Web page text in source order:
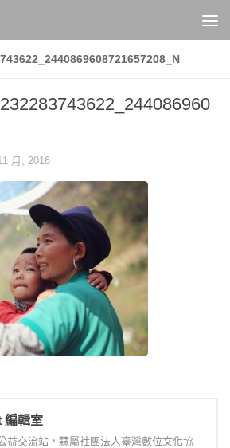
月, 2016
編輯室
益交流站，隸屬社團法人臺灣數位文化協